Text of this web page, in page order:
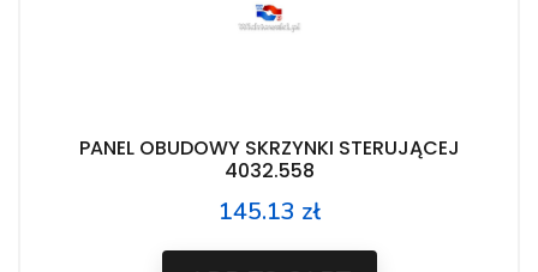
PANEL OBUDOWY SKRZYNKI STERUJĄCEJ
4032.558
Price
145.13 zł